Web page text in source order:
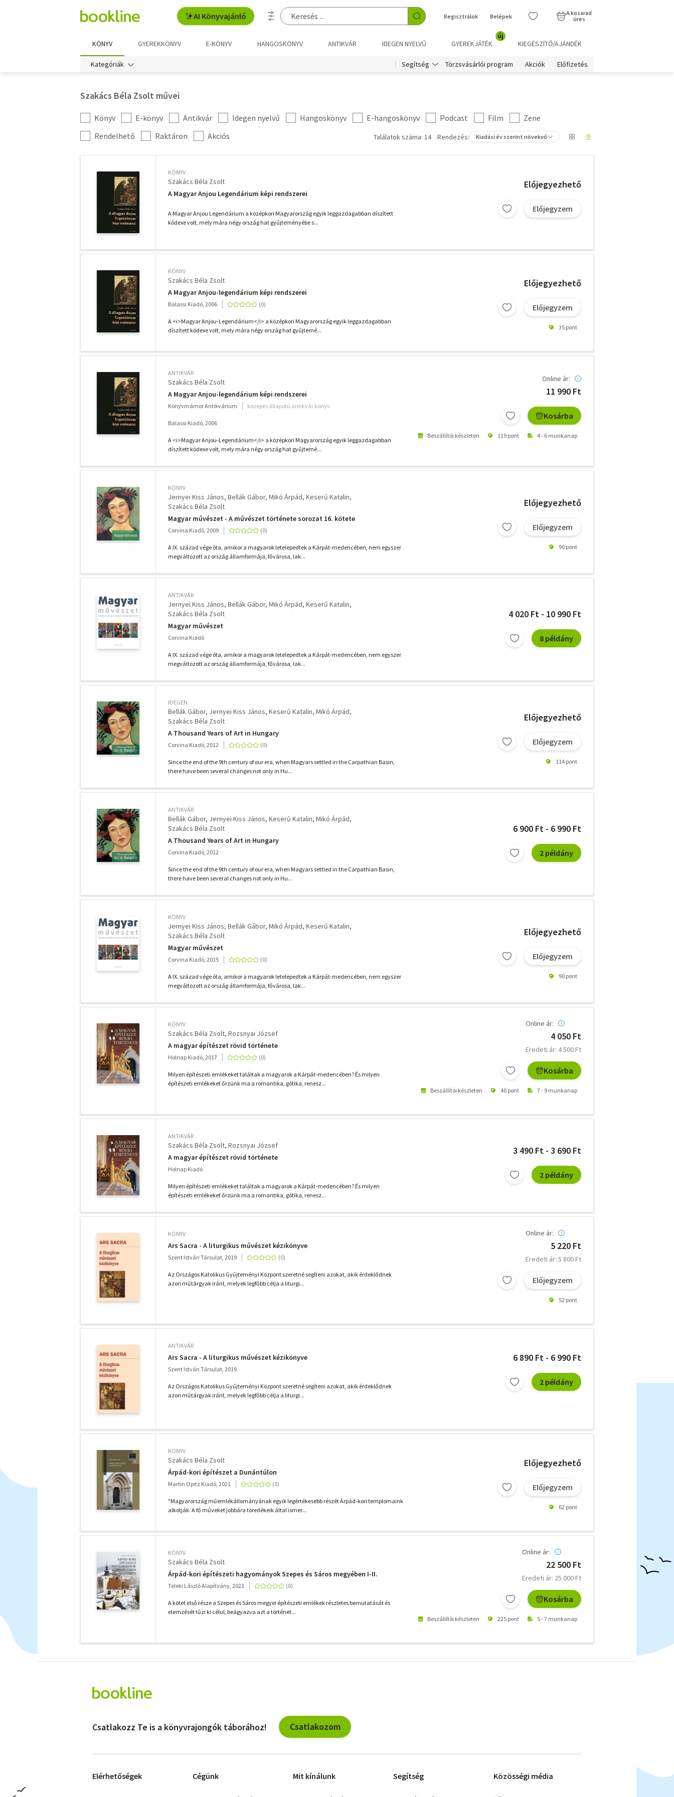
AI Könyvajánló Regisztrálok Belépek
A kosarad
üres
KÖNYV GYEREKKÖNYV E-KÖNYV HANGOSKÖNYV ANTIKVÁR IDEGEN NYELVŰ GYEREKJÁTÉK
új
KIEGÉSZÍTŐ/AJÁNDÉK
Kategóriák Segítség Törzsvásárlói program Akciók Előfizetés
Szakács Béla Zsolt művei
Kategória
szűrés
Könyv E-könyv Antikvár Idegen nyelvű Hangoskönyv E-hangoskönyv Podcast Film
Zene
További
szűrők
Rendelhető Raktáron Akciós Találatok száma: 14 Rendezés: Kiadási év szerint növekvő
KÖNYV
Szakács Béla Zsolt
A Magyar Anjou Legendárium képi rendszerei
A Magyar Anjou Legendárium a középkori Magyarország egyik leggazdagabban díszített
kódexe volt, mely mára négy ország hat gyűjteményébe s...
Előjegyezhető
Előjegyzem
KÖNYV
Szakács Béla Zsolt
A Magyar Anjou-legendárium képi rendszerei
Balassi Kiadó, 2006
A <i>Magyar Anjou-Legendárium</i> a középkori Magyarország egyik leggazdagabban
díszített kódexe volt, mely mára négy ország hat gyűjtemé...
Előjegyezhető
Előjegyzem
35 pont
ANTIKVÁR
Szakács Béla Zsolt
A Magyar Anjou-legendárium képi rendszerei
Könyvmámor Antikvárium közepes állapotú antikvár könyv
Balassi Kiadó, 2006
A <i>Magyar Anjou-Legendárium</i> a középkori Magyarország egyik leggazdagabban
díszített kódexe volt, mely mára négy ország hat gyűjtemé...
Online ár:
11 990 Ft
Kosárba
Beszállítói készleten 119 pont 4 - 6 munkanap
KÖNYV
Jernyei Kiss János Bellák Gábor Mikó Árpád Keserű Katalin
Szakács Béla Zsolt
Magyar művészet - A művészet története sorozat 16. kötete
Corvina Kiadó, 2009
A IX. század vége óta, amikor a magyarok letelepedtek a Kárpát-medencében, nem egyszer
megváltozott az ország államformája, fővárosa, lak...
Előjegyezhető
Előjegyzem
90 pont
ANTIKVÁR
Jernyei Kiss János Bellák Gábor Mikó Árpád Keserű Katalin
Szakács Béla Zsolt
Magyar művészet
Corvina Kiadó
A IX. század vége óta, amikor a magyarok letelepedtek a Kárpát-medencében, nem egyszer
megváltozott az ország államformája, fővárosa, lak...
4 020 Ft - 10 990 Ft
8 példány
IDEGEN
Bellák Gábor Jernyei Kiss János Keserű Katalin Mikó Árpád
Szakács Béla Zsolt
A Thousand Years of Art in Hungary
Corvina Kiadó, 2012
Since the end of the 9th century of our era, when Magyars settled in the Carpathian Basin,
there have been several changes not only in Hu...
Előjegyezhető
Előjegyzem
114 pont
ANTIKVÁR
Bellák Gábor Jernyei Kiss János Keserű Katalin Mikó Árpád
Szakács Béla Zsolt
A Thousand Years of Art in Hungary
Corvina Kiadó, 2012
Since the end of the 9th century of our era, when Magyars settled in the Carpathian Basin,
there have been several changes not only in Hu...
6 900 Ft - 6 990 Ft
2 példány
KÖNYV
Jernyei Kiss János Bellák Gábor Mikó Árpád Keserű Katalin
Szakács Béla Zsolt
Magyar művészet
Corvina Kiadó, 2015
A IX. század vége óta, amikor a magyarok letelepedtek a Kárpát-medencében, nem egyszer
megváltozott az ország államformája, fővárosa, lak...
Előjegyezhető
Előjegyzem
90 pont
KÖNYV
Szakács Béla Zsolt Rozsnyai József
A magyar építészet rövid története
Holnap Kiadó, 2017
Milyen építészeti emlékeket találtak a magyarok a Kárpát-medencében? És milyen
építészeti emlékeket őrzünk ma a romantika, gótika, renesz...
Online ár:
4 050 Ft
Eredeti ár: 4 500 Ft
Kosárba
Beszállítói készleten 40 pont 7 - 9 munkanap
ANTIKVÁR
Szakács Béla Zsolt Rozsnyai József
A magyar építészet rövid története
Holnap Kiadó
Milyen építészeti emlékeket találtak a magyarok a Kárpát-medencében? És milyen
építészeti emlékeket őrzünk ma a romantika, gótika, renesz...
3 490 Ft - 3 690 Ft
2 példány
KÖNYV
Ars Sacra - A liturgikus művészet kézikönyve
Szent István Társulat, 2019
Az Országos Katolikus Gyűjteményi Központ szeretné segíteni azokat, akik érdeklődnek
azon műtárgyak iránt, melyek legfőbb célja a liturgi...
Online ár:
5 220 Ft
Eredeti ár: 5 800 Ft
Előjegyzem
52 pont
ANTIKVÁR
Ars Sacra - A liturgikus művészet kézikönyve
Szent István Társulat, 2019
Az Országos Katolikus Gyűjteményi Központ szeretné segíteni azokat, akik érdeklődnek
azon műtárgyak iránt, melyek legfőbb célja a liturgi...
6 890 Ft - 6 990 Ft
2 példány
KÖNYV
Szakács Béla Zsolt
Árpád-kori építészet a Dunántúlon
Martin Opitz Kiadó, 2021
"Magyarország műemlékállományának egyik legértékesebb részét Árpád-kori templomaink
alkotják. A fő műveket jobbára töredékeik által ismer...
Előjegyezhető
Előjegyzem
62 pont
KÖNYV
Szakács Béla Zsolt
Árpád-kori építészeti hagyományok Szepes és Sáros megyében I-II.
Teleki László Alapítvány, 2023
A kötet első része a Szepes és Sáros megyei építészeti emlékek részletes bemutatását és
elemzését tűzi ki célul, beágyazva azt a történet...
Online ár:
22 500 Ft
Eredeti ár: 25 000 Ft
Kosárba
Beszállítói készleten 225 pont 5 - 7 munkanap
szűrők
Csatlakozz Te is a könyvrajongók táborához! Csatlakozom
Elérhetőségek Cégünk Mit kínálunk Segítség Közösségi média